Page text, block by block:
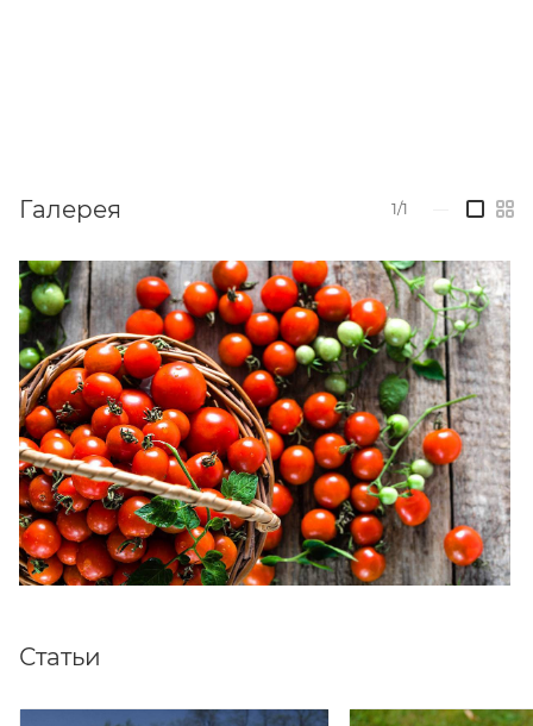
Галерея 1/1
Статьи